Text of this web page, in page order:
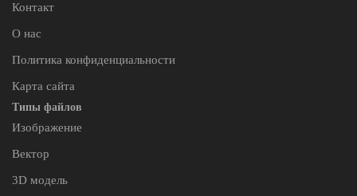
Контакт
О нас
Политика конфиденциальности
Карта сайта
Типы файлов
Изображение
Вектор
3D модель